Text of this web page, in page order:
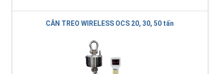
CÂN TREO WIRELESS OCS 20, 30, 50 tấn